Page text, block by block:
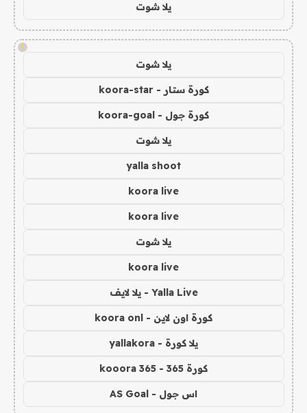
يلا شوت
!
يلا شوت
كورة ستار - koora-star
كورة جول - koora-goal
يلا شوت
yalla shoot
koora live
koora live
يلا شوت
koora live
Yalla Live - يلا لايف
كورة اون لاين - koora onl
يلا كورة - yallakora
كورة 365 - kooora 365
اس جول - AS Goal